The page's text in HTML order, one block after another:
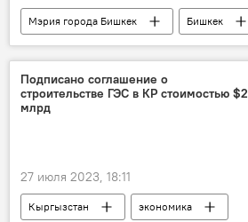
Мэрия города Бишкек
Бишкек
Счетная палата
нарушения
Подписано соглашение о
строительстве ГЭС в КР стоимостью $2
млрд
27 июля 2023, 18:11
Кыргызстан
экономика